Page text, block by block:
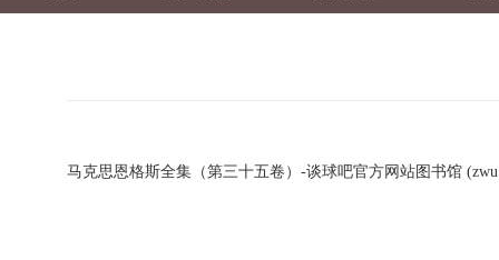
马克思恩格斯全集（第三十五卷）-谈球吧官方网站图书馆